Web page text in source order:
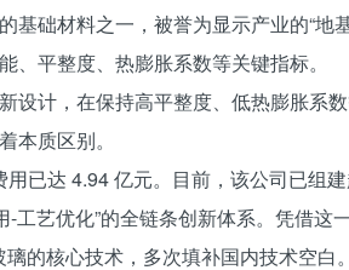
础材料之一，被誉为显示产业的“地
平整度、热膨胀系数等关键指标。
设计，在保持高平整度、低热膨胀系
本质区别。
已达 4.94 亿元。目前，该公司已组
工艺优化”的全链条创新体系。凭借这
的核心技术，多次填补国内技术空白。